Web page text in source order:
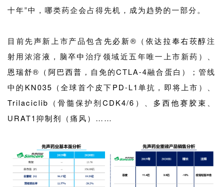
十年”中，哪类药企会占得先机，成为趋势的一部分。
目前先声新上市产品包含 先必新®（ 依达拉奉右莰醇注
射用浓溶液，脑卒中 治疗领域近五年唯一上市新药）、
恩瑞舒®（ 阿巴西普 ，自免的CTLA-4融合蛋白）；管线
中的 KN035 （全球首个皮下PD-L1单抗，即将上市）、
Trilaciclib （骨髓保护剂CDK4/6 ）、 多西他赛胶束
URAT1抑制剂 （痛风）……